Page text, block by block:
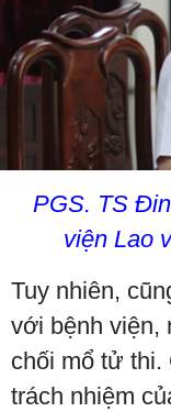
PGS. TS
viện Lao
Tuy nhiên,
với bệnh viện,
chối mổ tử thi.
trách nhiệm